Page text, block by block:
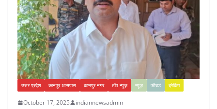
उत्तर प्रदेश कानपुर आसपास कानपुर नगर टॉप न्यूज़ न्यूज़ फीचर्ड ब्रेकिंग
October 17, 2025 indiannewsadmin